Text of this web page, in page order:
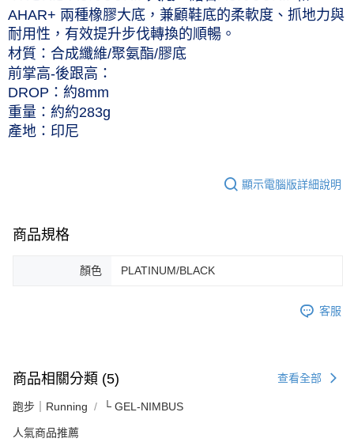
AHAR+ 兩種橡膠大底，兼顧鞋底的柔軟度、抓地力與
耐用性，有效提升步伐轉換的順暢。
材質：合成纖維/聚氨酯/膠底
前掌高-後跟高：
DROP：約8mm
重量：約約283g
產地：印尼
顯示電腦版詳細說明
商品規格
顏色 PLATINUM/BLACK
客服
商品相關分類 (5) 查看全部
跑步｜Running └ GEL-NIMBUS
人氣商品推薦